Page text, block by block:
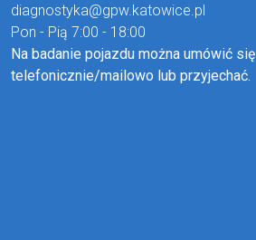
diagnostyka@gpw.katowice.pl
Pon - Pią 7:00 - 18:00
Na badanie pojazdu można umówić się
telefonicznie/mailowo lub przyjechać.